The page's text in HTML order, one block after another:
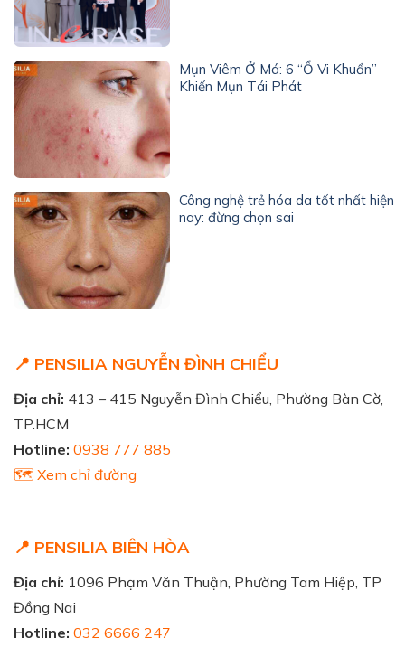
Mụn Viêm Ở Má: 6 “Ổ Vi Khuẩn”
Khiến Mụn Tái Phát
Công nghệ trẻ hóa da tốt nhất hiện
nay: đừng chọn sai
📍 PENSILIA NGUYỄN ĐÌNH CHIỂU
Địa chỉ: 413 – 415 Nguyễn Đình Chiểu, Phường Bàn Cờ,
TP.HCM
Hotline: 0938 777 885
🗺️ Xem chỉ đường
📍 PENSILIA BIÊN HÒA
Địa chỉ: 1096 Phạm Văn Thuận, Phường Tam Hiệp, TP
Đồng Nai
Hotline: 032 6666 247